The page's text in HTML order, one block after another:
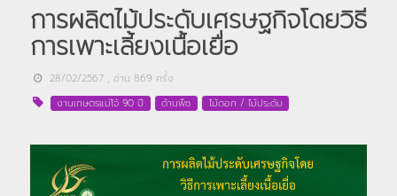
การผลิตไม้ประดับเศรษฐกิจโดยวิธี
การเพาะเลี้ยงเนื้อเยื่อ
28/02/2567, อ่าน 869 ครั้ง
งานเกษตรแม่โจ้ 90 ปี
ด้านพืช ไม้ดอก / ไม้ประดับ